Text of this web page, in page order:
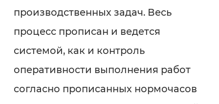
производственных задач. Весь
процесс прописан и ведется
системой, как и контроль
оперативности выполнения работ
согласно прописанных нормочасов